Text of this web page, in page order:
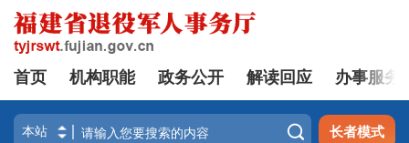
首页 机构职能 政务公开 解读回应 办事服务
 长者模式